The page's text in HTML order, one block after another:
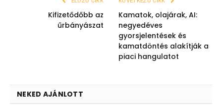
Kifizetődőbb az
űrbányászat
Kamatok, olajárak, AI:
negyedéves
gyorsjelentések és
kamatdöntés alakítják a
piaci hangulatot
NEKED AJÁNLOTT